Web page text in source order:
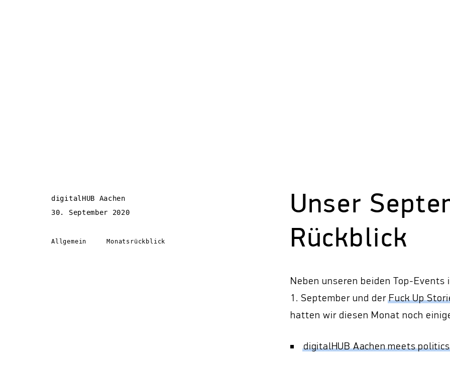
digitalHUB Aachen
30. September 2020
Allgemein Monatsrückblick
Unser
Rückblick
Neben unseren beiden Top-Events
1. September und derFuck Up
hatten wir diesen Monat noch
digitalHUB Aachen meets